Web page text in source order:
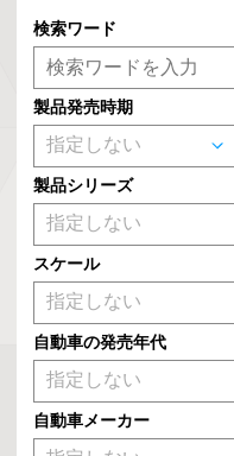
検索ワード
製品発売時期
製品シリーズ
スケール
自動車の発売年代
自動車メーカー